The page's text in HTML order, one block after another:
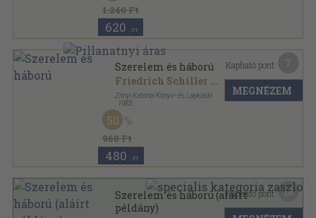
1.240 Ft
620 ,-Ft
Szerelem és háború
Friedrich Schiller ...
Zrínyi Katonai Könyv- és Lapkiadó
1983
Fűzött kemény papírkötés
960 Ft
50
480 ,-Ft
Kapható pont:
MEGNÉZEM
Szerelem és háború (aláírt
példány)
Kapható pont: 18